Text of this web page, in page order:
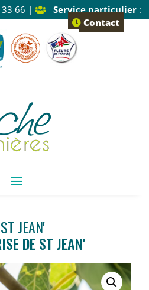
66 | Service particulier:
: Tapez 2 Contact
JEAN'
DE ST JEAN'